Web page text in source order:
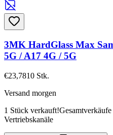
3MK HardGlass Max
5G / A17 4G / 5G
€23,7810 Stk.
Versand morgen
1 Stück verkauft!
Vertriebskanäle